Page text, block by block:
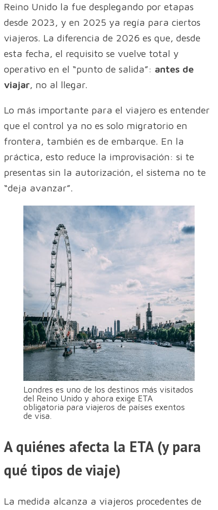
Reino Unido la fue desplegando por etapas
desde 2023, y en 2025 ya regía para ciertos
viajeros. La diferencia de 2026 es que, desde
esta fecha, el requisito se vuelve total y
operativo en el “punto de salida”: antes de
viajar , no al llegar.
Lo más importante para el viajero es entender
que el control ya no es solo migratorio en
frontera, también es de embarque. En la
práctica, esto reduce la improvisación: si te
presentas sin la autorización, el sistema no te
“deja avanzar”.
Londres es uno de los destinos más visitados
del Reino Unido y ahora exige ETA
obligatoria para viajeros de países exentos
de visa.
A quiénes afecta la ETA (y para
qué tipos de viaje)
La medida alcanza a viajeros procedentes de